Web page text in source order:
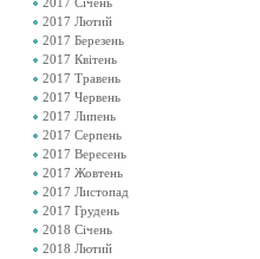
2017 Лютий
2017 Березень
2017 Квітень
2017 Травень
2017 Червень
2017 Липень
2017 Серпень
2017 Вересень
2017 Жовтень
2017 Листопад
2017 Грудень
2018 Січень
2018 Лютий